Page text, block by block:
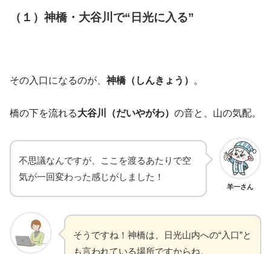
（１）神橋・大谷川で“日光に入る”
その入口になるのが、 神橋（しんきょう） 。
橋の下を流れる大谷川（だいやがわ） の音と、山の気配。
羊一さん
不思議なんですが、ここを渡るあたりで空
気が一回変わった感じがしました！
そうですね！神橋は、日光山内への“入口”と
も言われている場所ですからね。